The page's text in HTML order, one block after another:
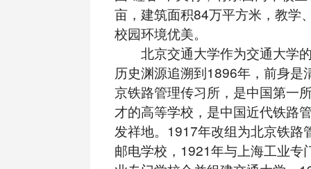
亩，建筑面积84万平方米，教学
校园环境优美。
北京交通大学作为交通大学
历史渊源追溯到1896年，前身是
京铁路管理传习所，是中国第一
才的高等学校，是中国近代铁路
发祥地。1917年改组为北京铁路
邮电学校，1921年与上海工业专